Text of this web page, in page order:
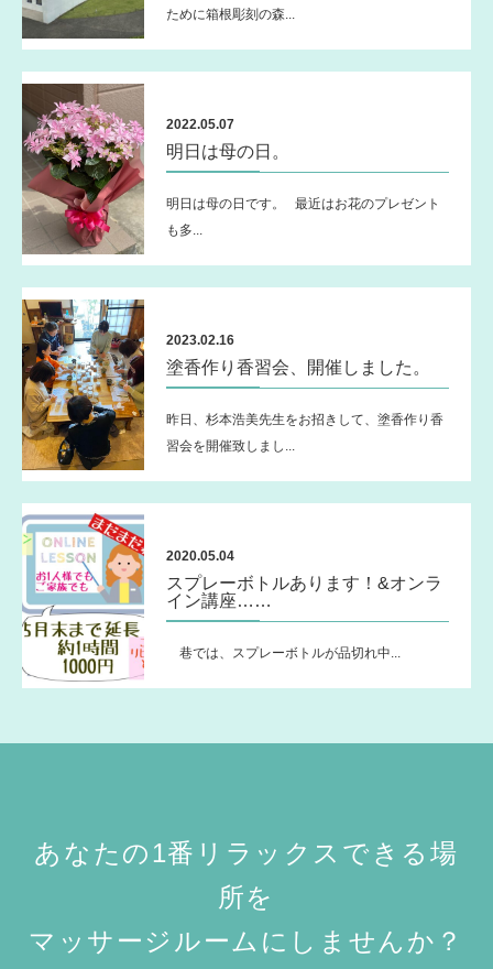
ために箱根彫刻の森...
2022.05.07
明日は母の日。
明日は母の日です。 最近はお花のプレゼント
も多...
2023.02.16
塗香作り香習会、開催しました。
昨日、杉本浩美先生をお招きして、塗香作り香
習会を開催致しまし...
2020.05.04
スプレーボトルあります！&オンラ
イン講座……
巷では、スプレーボトルが品切れ中...
あなたの1番リラックスできる場
所を
マッサージルームにしませんか？